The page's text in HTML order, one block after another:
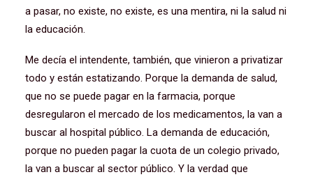
a pasar, no existe, no existe, es una mentira, ni la salud ni
la educación.
Me decía el intendente, también, que vinieron a privatizar
todo y están estatizando. Porque la demanda de salud,
que no se puede pagar en la farmacia, porque
desregularon el mercado de los medicamentos, la van a
buscar al hospital público. La demanda de educación,
porque no pueden pagar la cuota de un colegio privado,
la van a buscar al sector público. Y la verdad que